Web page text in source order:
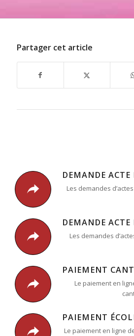
Partager cet article
DEMANDE ACTE
Les demandes
DEMANDE ACTE
Les demandes
PAIEMENT
Le paiement en
PAIEMENT
Le paiement en ligne